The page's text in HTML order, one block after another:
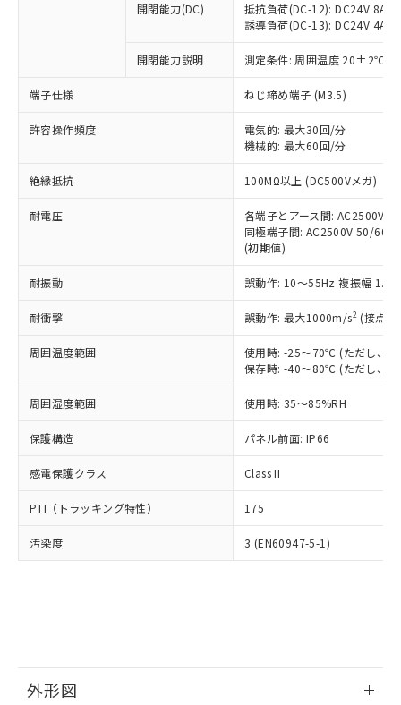
開閉能力(DC)
抵抗負荷(DC-12): DC24V 8A/
誘導負荷(DC-13): DC24V 4A/
開閉能力説明 測定条件: 周囲温度 20±2℃、
端子仕様 ねじ締め端子 (M3.5)
許容操作頻度
電気的: 最大30回/分
機械的: 最大60回/分
絶縁抵抗 100MΩ以上 (DC500Vメガ)
耐電圧
各端子とアース間: AC2500V
同極端子間: AC2500V 50/
(初期値)
耐振動 誤動作: 10～55Hz 複振幅
耐衝撃 誤動作: 最大1000m/s2 (接点
周囲温度範囲
使用時: -25～70℃ (ただし、氷
保存時: -40～80℃ (ただし、氷
周囲湿度範囲 使用時: 35～85%RH
保護構造 パネル前面: IP66
感電保護クラス Class II
PTI（トラッキング特性） 175
汚染度 3 (EN60947-5-1)
外形図
以下の条件をお読みいただき、同意のうえ
ご利用ください。
本サービスは、当社制御機器事業取扱
商品の当社在庫状況および標準価格
(税抜)を提供させていただくもので
当社制御機器事業取扱商品の中には、
本サービスの対象外となる商品もある
ことをご了承ください。
在庫状況および標準価格照会結果は、
記載している更新日時点での社内デー
タに基づき作成されるものであり、閲
覧された時点での実際の在庫および標
準価格とは異なる場合があることをご
正式な納期状況および標準価格はお客
様のお取引先、またはお客様担当のオ
ムロン制御機器販売店・当社販売員に
オムロン制御機器販売店や当社販売拠
販売ネットワーク
」をご確認
在庫状況および標準価格結果を当社の
事前の承諾なく第三者に漏洩または開
示しないようお願いします。
マイパーツ機能（部品リスト作成サー
ビス）をご利用いただくには、I-Web
品・サービスに関するお客様との取
対応予定なし：EU RoHS指令（10物質）の
非含有に非対応の商品で、対応品を出す予
調査・確認中：EU RoHS指令（10物質）の
非含有の対応状況を調査中または確認中の
商品です。
非該当品：ライセンス料など無形物で、有
害物質有無と関係のない商品です。
仕入先様の事情により、非含有部品として
いたものが、含有品と判明した場合などや
むを得ず変更することがあります。
鉛(Pb) 1000ppm以下、 水銀(Hg) 1000ppm以下、 カド
六価クロム(Cr(Ⅵ)) 1000ppm以下、ポリ臭化ビフェニル
類(PBB) 1000ppm以下、ポリ臭化ジフェニルエーテル類
ルベンジル（BBP） 1000ppm以下、フタル酸ジブチル
（DBP） 1000ppm以下、フタル酸ジイソブチル
但し、RoHS指令で産業用監視および制御機器に対する
適用除外項目は除く。
フタル酸エステル類の４物質については閾値を超える意
図的な使用がないことを確認しています。
部品在庫の切り替え状況などにより、予定
月が前後することがあります。
「○」：最大均質材料含有率が中国RoHSの
基準値以下であることを示します。
「×」：最大均質材料含有率が中国RoHSの
基準値を超えていることを示します。
「－」：未確認です。当社販売部門へお問
*中国RoHS10物質の基準値 (GB/T26572)：
Pb(鉛) :1000ppm、 Hg(水銀) : 1000ppm、 Cd(カドミウ
Cr(Ⅵ)(六価クロム) : 1000ppm、 PBBs(ポリ臭化ビフェ
ニル類) : 1000ppm、 PBDEs(ポリ臭化ジフェニルエーテ
ル類) : 1000ppm、
DBP(フタル酸ジブチル) : 1000ppm、 DIBP(フタル酸ジ
イソブチル) : 1000ppm、 BBP(フタル酸ブチルベンジ
DEHP(フタル酸ビス(2-エチルヘキシル)) : 1000ppm
「ｅ」：有害物質（10物質）のすべてが基
準値以下であることを示します。
「10」：通常の使用状況下において有害物
質が外部に漏えいし、環境に深刻な影響を
及ぼさない年数を意味します。
当社は、これら貴社製品のうち、外国
為替および外国貿易法に定める商品
（以下｢規制貨物等」という）を輸出
または国外への提供する場合は、日本
国政府の輸出許可(または役務取引許
可)を取得するなどの必要な手続きを
当社は規制貨物を破棄する場合は、完
全に破砕するなど、違法に輸出されな
いよう必要な手段を講じます。
当社は貴社製品を、核兵器、ミサイ
ル、化学兵器、生物兵器またはその他
武器並びにこれらの製造装置等に一切
当社は、貴社製品を第三者に販売する
場合は、上記1、2および3の内容を当
該第三者に通知します。また当社は、
販売先および販売に係わる関係者が違
法に輸出するおそれがある場合は、取
り引きをいたしません。
一定数以上の在庫あり
一定数には満たないが在庫あり
在庫なし(最新の在庫状況につ
いては、お客様のお取引先、ま
たはお客様担当のオムロン制御
機器販売店・当社販売員にご確
受注生産機種、また在庫状況の
情報を公開していない機種